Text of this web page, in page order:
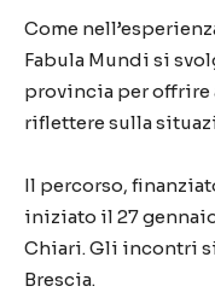
Come
Fabula Mundi si
provincia per
riflettere sulla
Il percorso,
iniziato il 27
Chiari. Gli incontri
Brescia.